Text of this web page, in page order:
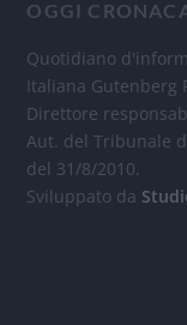
OGGI
Quotidiano
Italiana Gutenberg
Direttore
Aut. del Tribunale
del 31/8/2010.
Sviluppato da